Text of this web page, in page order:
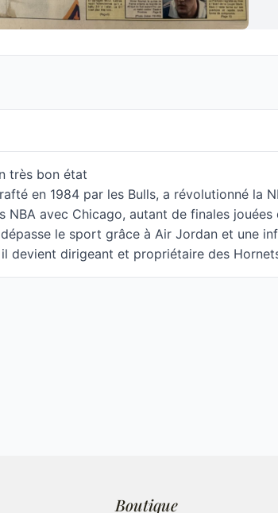
très bon état
en 1984 par les Bulls, a révolutionné la
NBA avec Chicago, autant de finales jouées
le sport grâce à Air Jordan et une
devient dirigeant et propriétaire des
Boutique